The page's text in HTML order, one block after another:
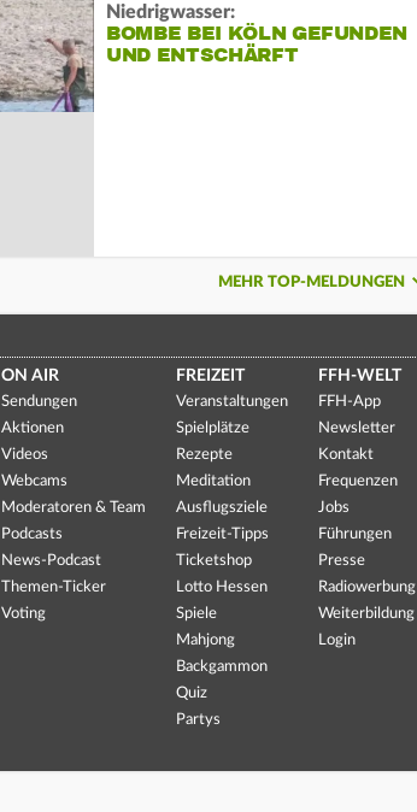
Niedrigwasser:
BOMBE BEI KÖLN GEFUNDEN
UND ENTSCHÄRFT
MEHR TOP-MELDUNGEN
ON AIR
Sendungen
Aktionen
Videos
Webcams
Moderatoren & Team
Podcasts
News-Podcast
Themen-Ticker
Voting
FREIZEIT
Veranstaltungen
Spielplätze
Rezepte
Meditation
Ausflugsziele
Freizeit-Tipps
Ticketshop
Lotto Hessen
Spiele
Mahjong
Backgammon
Quiz
Partys
FFH-WELT
FFH-App
Newsletter
Kontakt
Frequenzen
Jobs
Führungen
Presse
Radiowerbung
Weiterbildung
Login